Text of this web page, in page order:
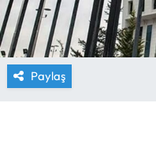
Paylaş